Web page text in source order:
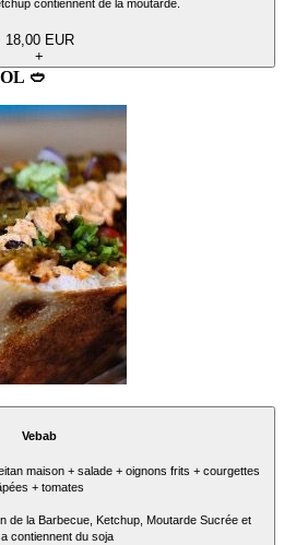
contiennent de la moutarde.
18,00 EUR
+
🥙
Vebab
maison + salade + oignons frits + courgettes
+ tomates
de la Barbecue, Ketchup, Moutarde Sucrée et
contiennent du soja